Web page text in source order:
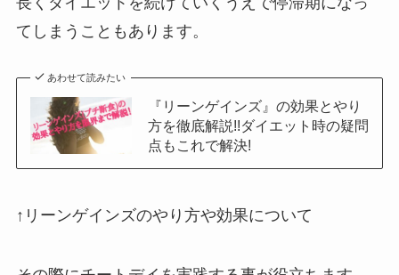
てしまうこともあります。
あわせて読みたい
『リーンゲインズ』の効果とやり
方を徹底解説!!ダイエット時の疑問
点もこれで解決!
↑リーンゲインズのやり方や効果について